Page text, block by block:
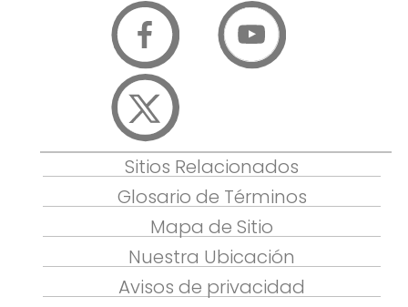
Sitios Relacionados
Glosario de Términos
Mapa de Sitio
Nuestra Ubicación
Avisos de privacidad